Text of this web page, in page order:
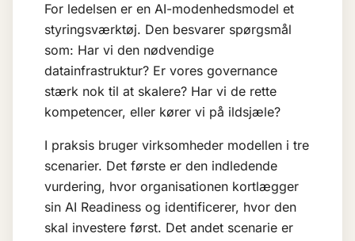
For ledelsen er en AI-modenhedsmodel et
styringsværktøj. Den besvarer spørgsmål
som: Har vi den nødvendige
datainfrastruktur? Er vores governance
stærk nok til at skalere? Har vi de rette
kompetencer, eller kører vi på ildsjæle?
I praksis bruger virksomheder modellen i tre
scenarier. Det første er den indledende
vurdering, hvor organisationen kortlægger
sin AI Readiness og identificerer, hvor den
skal investere først. Det andet scenarie er